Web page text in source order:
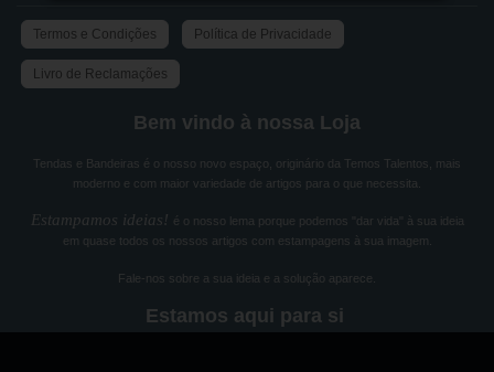
Termos e Condições Política de Privacidade
Livro de Reclamações
Bem vindo à nossa Loja
Tendas e Bandeiras é o nosso novo espaço, originário da Temos Talentos, mais
moderno e com maior variedade de artigos para o que necessita.
Estampamos ideias! é o nosso lema porque podemos "dar vida" à sua ideia
em quase todos os nossos artigos com estampagens à sua imagem.
Fale-nos sobre a sua ideia e a solução aparece.
Estamos aqui para si